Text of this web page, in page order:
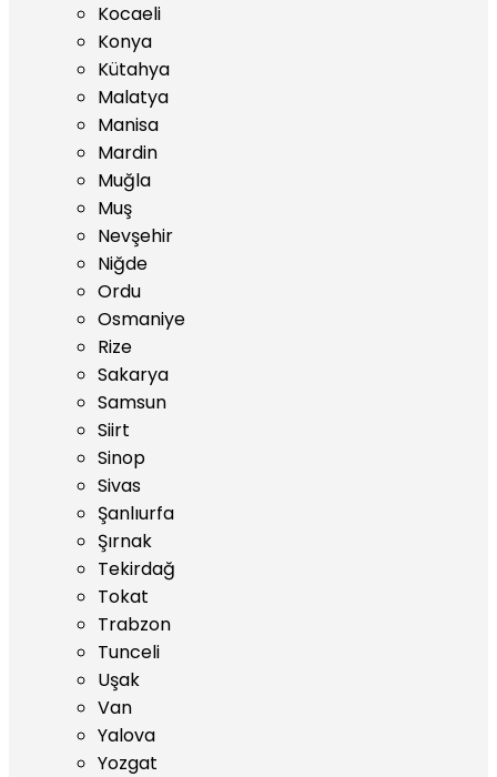
Kocaeli
Konya
Kütahya
Malatya
Manisa
Mardin
Muğla
Muş
Nevşehir
Niğde
Ordu
Osmaniye
Rize
Sakarya
Samsun
Siirt
Sinop
Sivas
Şanlıurfa
Şırnak
Tekirdağ
Tokat
Trabzon
Tunceli
Uşak
Van
Yalova
Yozgat